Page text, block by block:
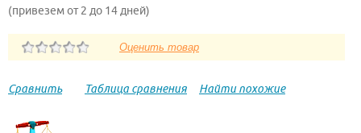
(привезем от 2 до 14 дней)
Сравнить Таблица сравнения Найти похожие